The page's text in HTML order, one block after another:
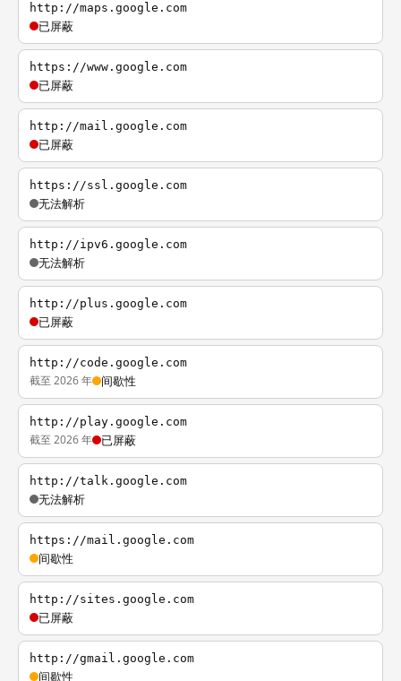
http://maps.google.com
已屏蔽
https://www.google.com
已屏蔽
http://mail.google.com
已屏蔽
https://ssl.google.com
无法解析
http://ipv6.google.com
无法解析
http://plus.google.com
已屏蔽
http://code.google.com
截至 2026 年 间歇性
http://play.google.com
截至 2026 年 已屏蔽
http://talk.google.com
无法解析
https://mail.google.com
间歇性
http://sites.google.com
已屏蔽
http://gmail.google.com
间歇性